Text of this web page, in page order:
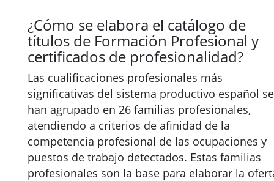
¿Cómo se elabora el catálogo de
títulos de Formación Profesional y
certificados de profesionalidad?
Las cualificaciones profesionales más
significativas del sistema productivo español se
han agrupado en 26 familias profesionales,
atendiendo a criterios de afinidad de la
competencia profesional de las ocupaciones y
puestos de trabajo detectados. Estas familias
profesionales son la base para elaborar la